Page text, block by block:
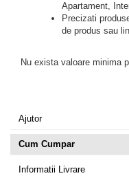
Apartament,
Precizati
de produs sau
Nu exista valoare minima
Ajutor
Cum Cumpar
Informatii Livrare